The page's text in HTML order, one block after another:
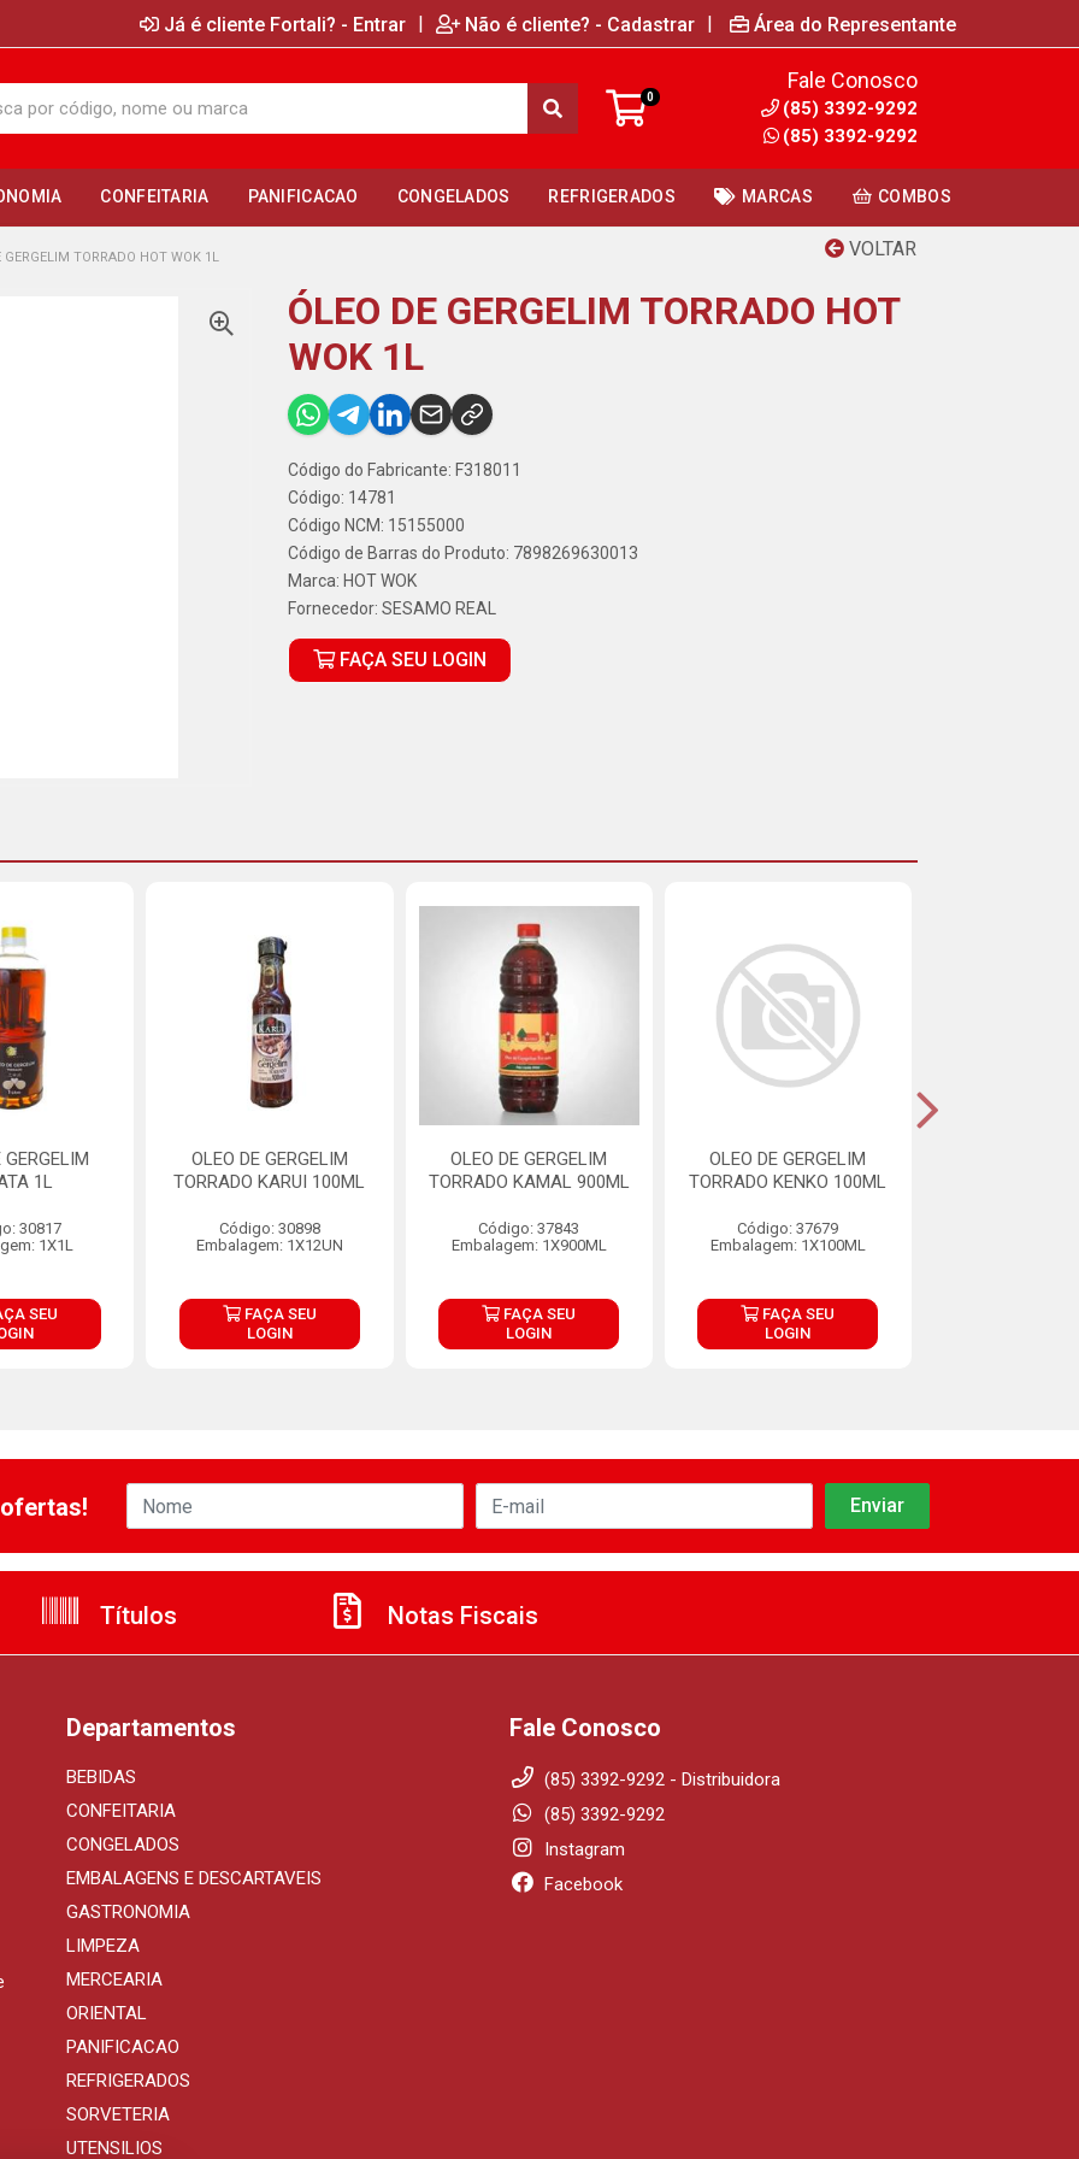
Já é cliente Fortali? - Entrar | Não é cliente? - Cadastrar | Área do Representante
0
Fale Conosco
(85) 3392-9292
(85) 3392-9292
CONFEITARIA PANIFICACAO CONGELADOS REFRIGERADOS MARCAS COMBOS
VOLTAR
GERGELIM TORRADO HOT WOK 1L
ÓLEO DE GERGELIM TORRADO HOT
WOK 1L
Código do Fabricante: F318011
Código: 14781
Código NCM: 15155000
Código de Barras do Produto: 7898269630013
Marca: HOT WOK
Fornecedor: SESAMO REAL
FAÇA SEU LOGIN
GERGELIM
1L
30817
1X1L
SEU
OLEO DE GERGELIM
TORRADO KARUI 100ML
Código: 30898
Embalagem: 1X12UN
FAÇA SEU
LOGIN
OLEO DE GERGELIM
TORRADO KAMAL 900ML
Código: 37843
Embalagem: 1X900ML
FAÇA SEU
LOGIN
OLEO DE GERGELIM
TORRADO KENKO 100ML
Código: 37679
Embalagem: 1X100ML
FAÇA SEU
LOGIN
Títulos Notas Fiscais
Departamentos
BEBIDAS
CONFEITARIA
CONGELADOS
EMBALAGENS E DESCARTAVEIS
GASTRONOMIA
LIMPEZA
MERCEARIA
ORIENTAL
PANIFICACAO
REFRIGERADOS
SORVETERIA
UTENSILIOS
Fale Conosco
(85) 3392-9292 - Distribuidora
(85) 3392-9292
Instagram
Facebook